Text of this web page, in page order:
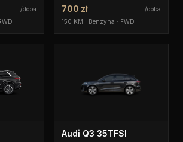
/doba
700 zł
/doba
150 KM · Benzyna · FWD
Audi Q3 35TFSI